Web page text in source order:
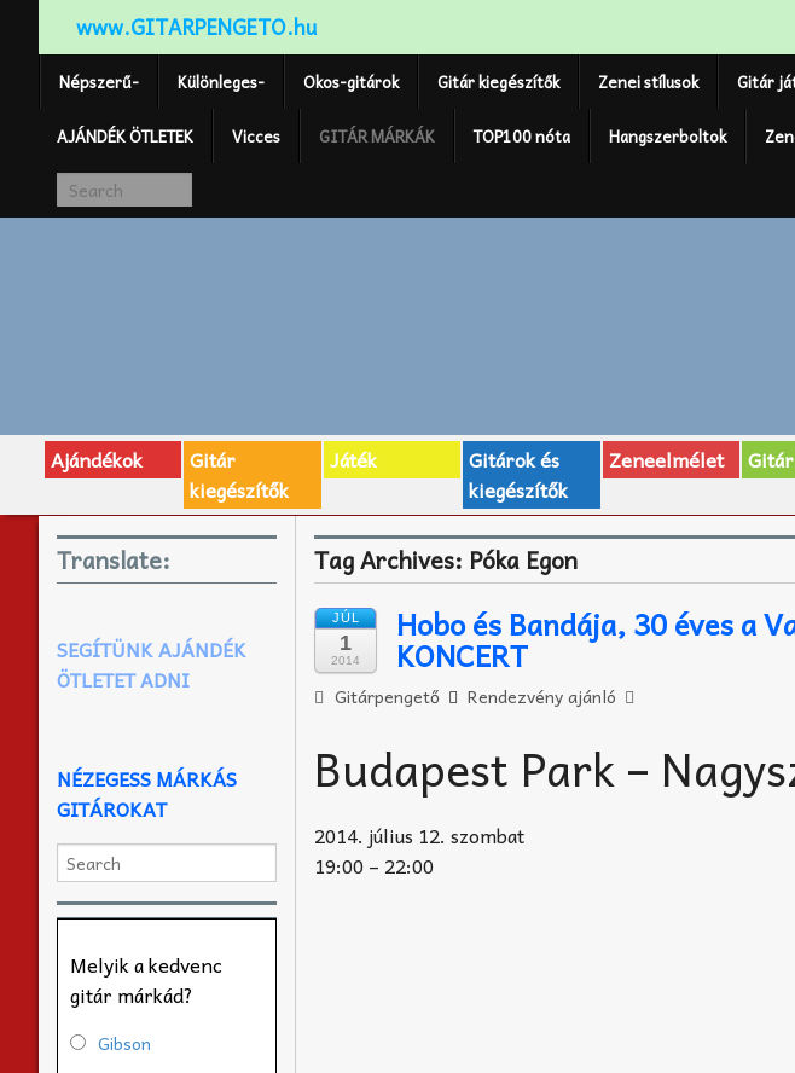
www.GITARPENGETO.hu
Népszerű- Különleges- Okos-gitárok Gitár kiegészítők Zenei stílusok Gitár
AJÁNDÉK ÖTLETEK Vicces GITÁR MÁRKÁK TOP100 nóta Hangszerboltok
Ajándékok
Gitár
kiegészítők
Játék
Gitárok és
kiegészítők
Zeneelmélet
Tag Archives: Póka Egon
JÚL
1
2014
Hobo és Bandája, 30 éves a
KONCERT
Gitárpengető Rendezvény ajánló
Budapest Park –
2014. július 12. szombat
19:00 – 22:00
Translate:
SEGÍTÜNK AJÁNDÉK
ÖTLETET ADNI
NÉZEGESS MÁRKÁS
GITÁROKAT
Melyik a kedvenc
gitár márkád?
Gibson